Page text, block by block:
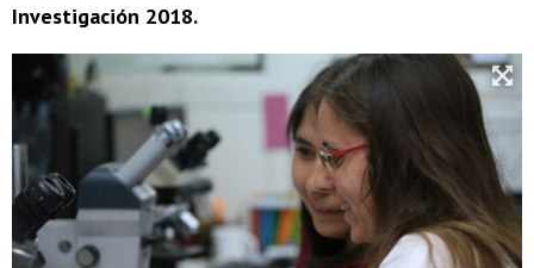
Investigación 2018.